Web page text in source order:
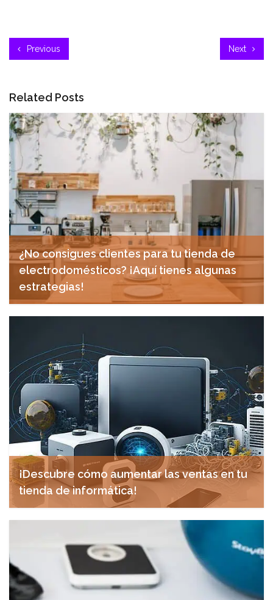
Previous Next
Related Posts
¿No consigues clientes para tu tienda de
electrodomésticos? ¡Aquí tienes algunas
estrategias!
diciembre 12, 2024
¡Descubre cómo aumentar las ventas en tu
tienda de informática!
diciembre 12, 2024